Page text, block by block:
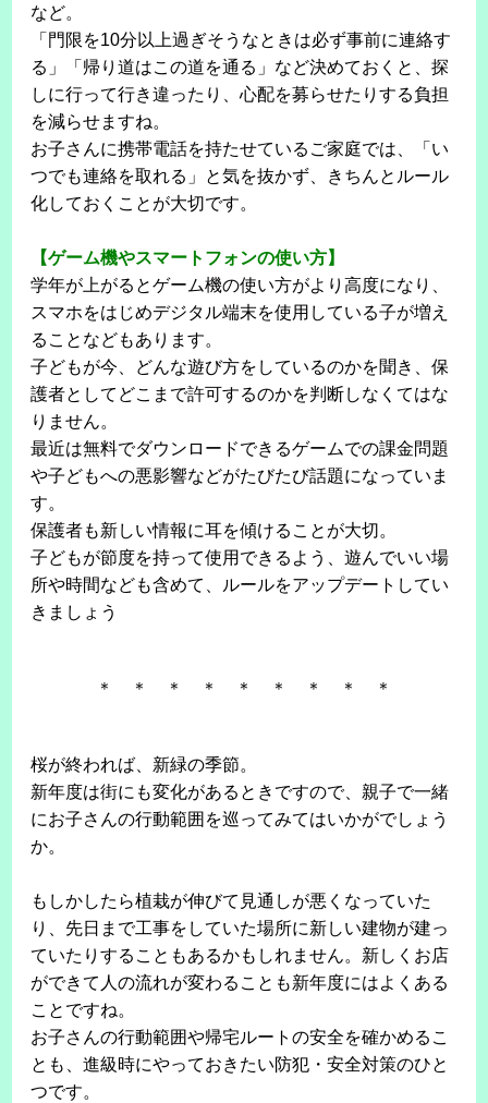
など。
「門限を10分以上過ぎそうなときは必ず事前に連絡す
る」「帰り道はこの道を通る」など決めておくと、探
しに行って行き違ったり、心配を募らせたりする負担
を減らせますね。
お子さんに携帯電話を持たせているご家庭では、「い
つでも連絡を取れる」と気を抜かず、きちんとルール
化しておくことが大切です。
【ゲーム機やスマートフォンの使い方】
学年が上がるとゲーム機の使い方がより高度になり、
スマホをはじめデジタル端末を使用している子が増え
ることなどもあります。
子どもが今、どんな遊び方をしているのかを聞き、保
護者としてどこまで許可するのかを判断しなくてはな
りません。
最近は無料でダウンロードできるゲームでの課金問題
や子どもへの悪影響などがたびたび話題になっていま
す。
保護者も新しい情報に耳を傾けることが大切。
子どもが節度を持って使用できるよう、遊んでいい場
所や時間なども含めて、ルールをアップデートしてい
きましょう
＊ ＊ ＊ ＊ ＊ ＊ ＊ ＊ ＊
桜が終われば、新緑の季節。
新年度は街にも変化があるときですので、親子で一緒
にお子さんの行動範囲を巡ってみてはいかがでしょう
か。
もしかしたら植栽が伸びて見通しが悪くなっていた
り、先日まで工事をしていた場所に新しい建物が建っ
ていたりすることもあるかもしれません。新しくお店
ができて人の流れが変わることも新年度にはよくある
ことですね。
お子さんの行動範囲や帰宅ルートの安全を確かめるこ
とも、進級時にやっておきたい防犯・安全対策のひと
つです。